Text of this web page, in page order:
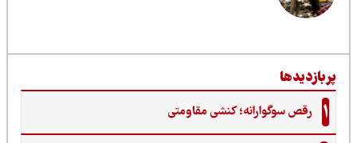
رقص سوگوارانه؛ کنشی مقاومتی